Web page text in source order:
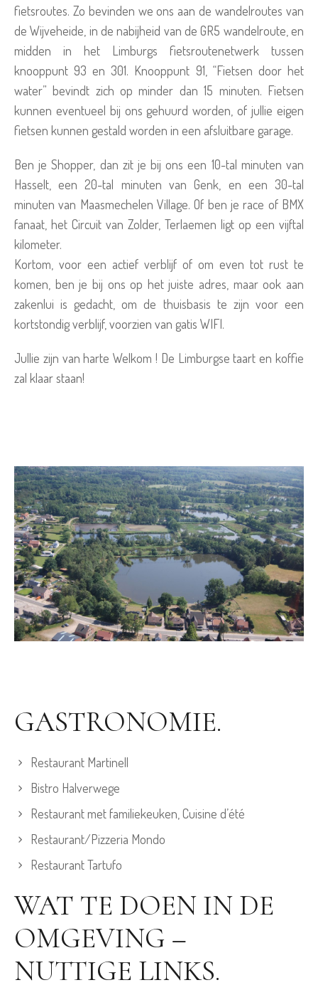
fietsroutes. Zo bevinden we ons aan de wandelroutes van
de Wijveheide, in de nabijheid van de GR5 wandelroute, en
midden in het Limburgs fietsroutenetwerk tussen
knooppunt 93 en 301. Knooppunt 91, “Fietsen door het
water” bevindt zich op minder dan 15 minuten. Fietsen
kunnen eventueel bij ons gehuurd worden, of jullie eigen
fietsen kunnen gestald worden in een afsluitbare garage.
Ben je Shopper, dan zit je bij ons een 10-tal minuten van
Hasselt, een 20-tal minuten van Genk, en een 30-tal
minuten van Maasmechelen Village. Of ben je race of BMX
fanaat, het Circuit van Zolder, Terlaemen ligt op een vijftal
kilometer.
Kortom, voor een actief verblijf of om even tot rust te
komen, ben je bij ons op het juiste adres, maar ook aan
zakenlui is gedacht, om de thuisbasis te zijn voor een
kortstondig verblijf, voorzien van gatis WIFI.
Jullie zijn van harte Welkom ! De Limburgse taart en koffie
zal klaar staan!
GASTRONOMIE.
Restaurant Martinell
Bistro Halverwege
Restaurant met familiekeuken, Cuisine d’été
Restaurant/Pizzeria Mondo
Restaurant Tartufo
WAT TE DOEN IN DE
OMGEVING –
NUTTIGE LINKS.